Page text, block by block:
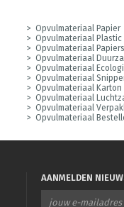
Opvulmateriaal Papier
Opvulmateriaal Plastic
Opvulmateriaal
Opvulmateriaal
Opvulmateriaal
Opvulmateriaal
Opvulmateriaal Karton
Opvulmateriaal
Opvulmateriaal
Opvulmateriaal
AANMELDEN